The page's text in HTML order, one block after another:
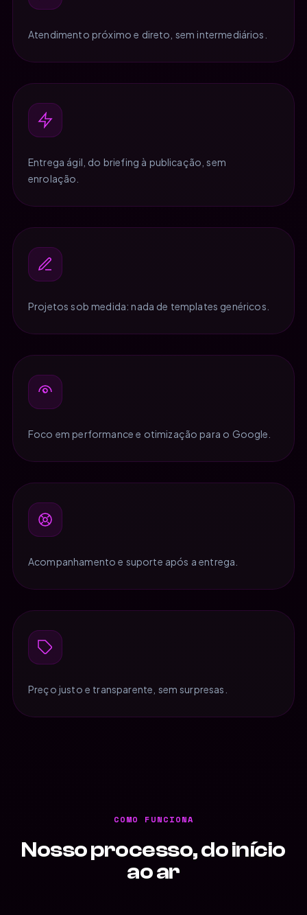
Atendimento próximo e direto, sem intermediários.
Entrega ágil, do briefing à publicação, sem
enrolação.
Projetos sob medida: nada de templates genéricos.
Foco em performance e otimização para o Google.
Acompanhamento e suporte após a entrega.
Preço justo e transparente, sem surpresas.
COMO FUNCIONA
Nosso processo, do início
ao ar